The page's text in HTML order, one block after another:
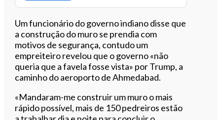
Um funcionário do governo indiano disse que
a construção do muro se prendia com
motivos de segurança, contudo um
empreiteiro revelou que o governo «não
queria que a favela fosse vista» por Trump, a
caminho do aeroporto de Ahmedabad.
«Mandaram-me construir um muro o mais
rápido possível, mais de 150 pedreiros estão